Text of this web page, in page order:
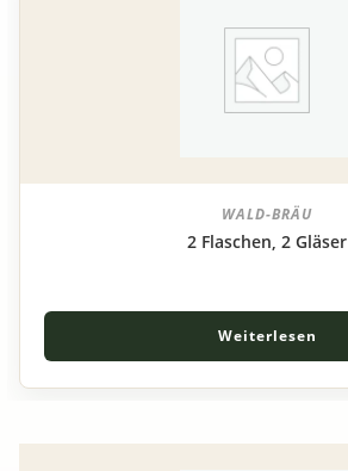
WALD-BRÄU
2 Flaschen, 2 Gläser
Weiterlesen